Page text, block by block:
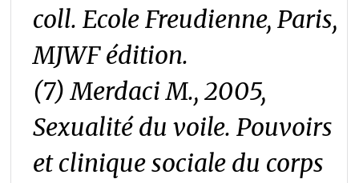
coll. Ecole Freudienne, Paris,
MJWF édition.
(7) Merdaci M., 2005,
Sexualité du voile. Pouvoirs
et clinique sociale du corps